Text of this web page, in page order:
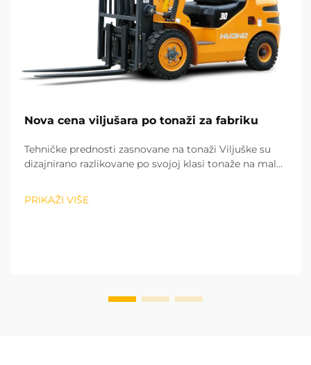
Nova cena viljušara po tonaži za fabriku
Tehničke prednosti zasnovane na tonaži Viljuške su
dizajnirano razlikovane po svojoj klasi tonaže na male,
specifičan dizajn prilagođen operativnim zahtjevima.
PRIKAŽI VIŠE